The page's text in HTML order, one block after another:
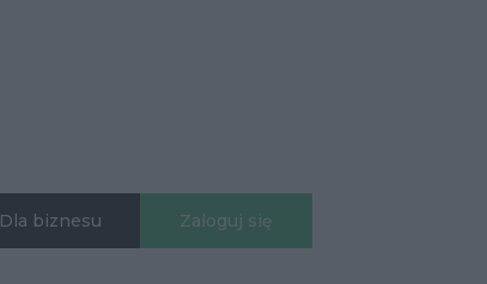
Dla biznesu Zaloguj się